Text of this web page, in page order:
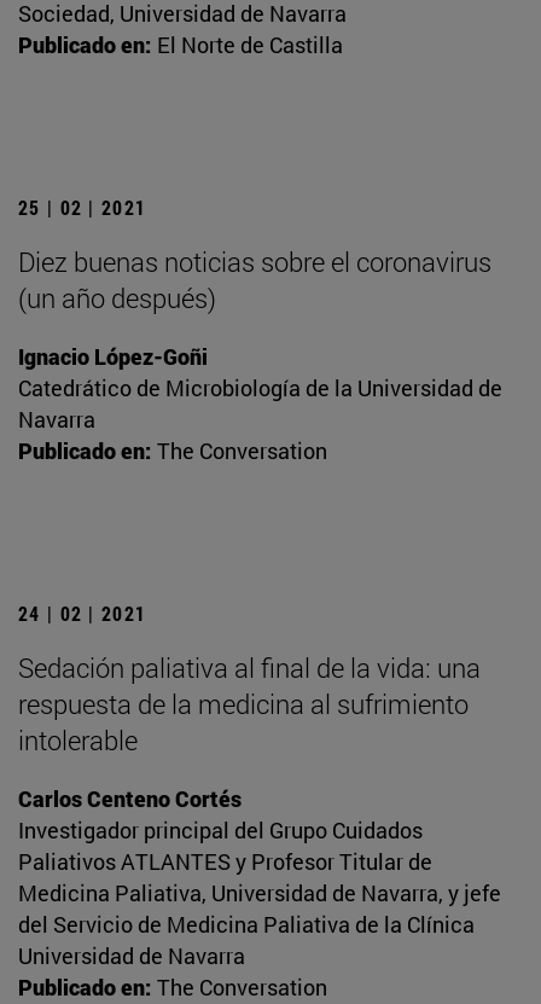
Sociedad, Universidad de Navarra
Publicado en: El Norte de Castilla
25 | 02 | 2021
Diez buenas noticias sobre el coronavirus
(un año después)
Ignacio López-Goñi
Catedrático de Microbiología de la Universidad de
Navarra
Publicado en: The Conversation
24 | 02 | 2021
Sedación paliativa al final de la vida: una
respuesta de la medicina al sufrimiento
intolerable
Carlos Centeno Cortés
Investigador principal del Grupo Cuidados
Paliativos ATLANTES y Profesor Titular de
Medicina Paliativa, Universidad de Navarra, y jefe
del Servicio de Medicina Paliativa de la Clínica
Universidad de Navarra
Publicado en: The Conversation